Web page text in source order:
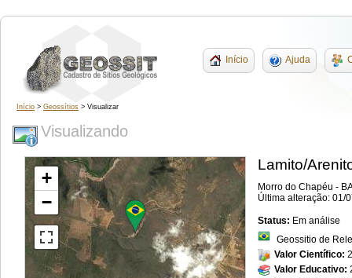
Início Ajuda
Início > Geossítios > Visualizar
Visualizando
+
−
Lamito/
Morro do Chapéu -
Última alteração: 01/
Status: Em análise
Geossitio de
Valor Científico:
Valor Educativo: